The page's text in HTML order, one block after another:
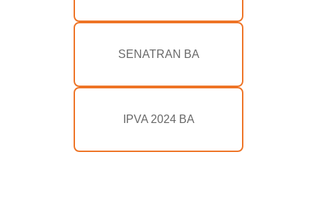
SENATRAN BA
IPVA 2024 BA